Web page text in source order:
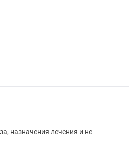
назначения лечения и не